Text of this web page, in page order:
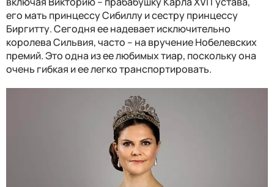
его мать принцессу Сибиллу и сестру принцессу
Биргитту. Сегодня ее надевает исключительно
королева Сильвия, часто – на вручение Нобелевских
премий. Это одна из ее любимых тиар, поскольку она
очень гибкая и ее легко транспортировать.